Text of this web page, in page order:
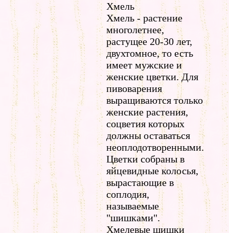
Хмель
Хмель - растение
многолетнее,
растущее 20-30 лет,
двухтомное, то есть
имеет мужские и
женские цветки. Для
пивоварения
выращиваются только
женские растения,
соцветия которых
должны оставаться
неоплодотворенными.
Цветки собраны в
яйцевидные колосья,
вырастающие в
соплодия,
называемые
"шишками".
Хмелевые шишки